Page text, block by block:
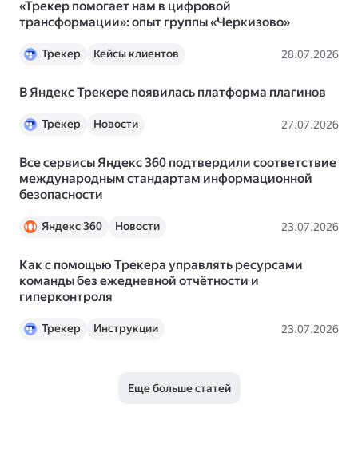
«Трекер помогает нам в цифровой
трансформации»: опыт группы «Черкизово»
Трекер Кейсы клиентов 28.07.2026
В Яндекс Трекере появилась платформа плагинов
Трекер Новости 27.07.2026
Все сервисы Яндекс 360 подтвердили соответствие
международным стандартам информационной
безопасности
Яндекс 360 Новости 23.07.2026
Как с помощью Трекера управлять ресурсами
команды без ежедневной отчётности и
гиперконтроля
Трекер Инструкции 23.07.2026
Еще больше статей